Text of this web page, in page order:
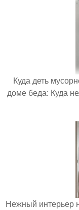
Куда деть
доме беда: Куда
Нежный интерьер